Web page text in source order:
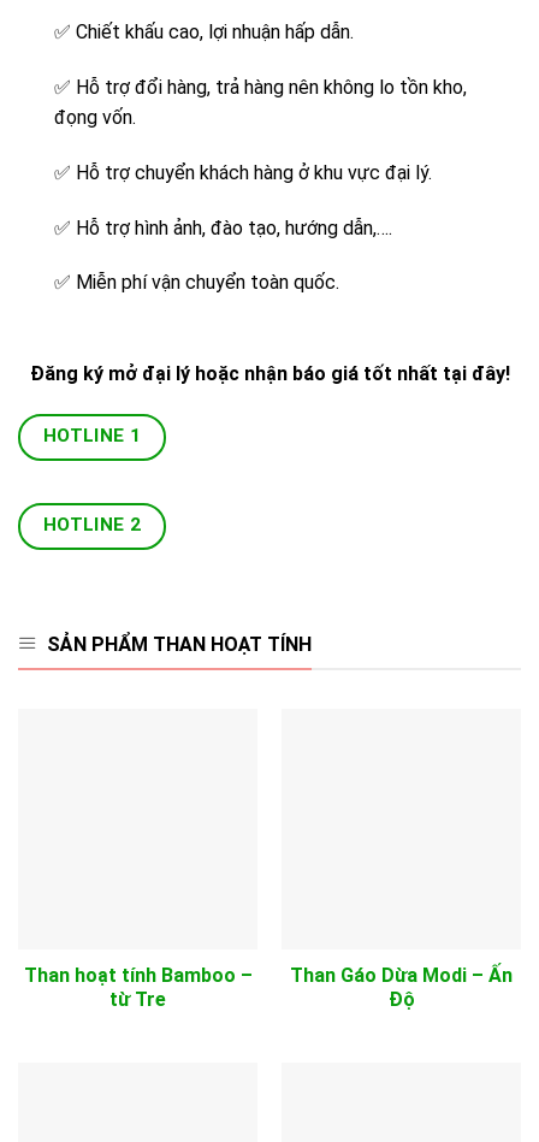
✅ Chiết khấu cao, lợi nhuận hấp dẫn.
✅ Hỗ trợ đổi hàng, trả hàng nên không lo tồn kho,
đọng vốn.
✅ Hỗ trợ chuyển khách hàng ở khu vực đại lý.
✅ Hỗ trợ hình ảnh, đào tạo, hướng dẫn,….
✅ Miễn phí vận chuyển toàn quốc.
Đăng ký mở đại lý hoặc nhận báo giá tốt nhất tại đây!
HOTLINE 1
HOTLINE 2
SẢN PHẨM THAN HOẠT TÍNH
Than hoạt tính Bamboo –
từ Tre
Than Gáo Dừa Modi – Ấn
Độ